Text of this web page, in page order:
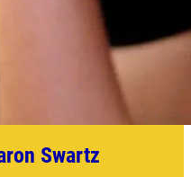
Swartz